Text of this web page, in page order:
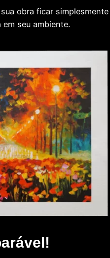
obra ficar simplesmente
seu ambiente.